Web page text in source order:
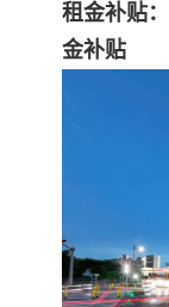
租金补贴
金补贴